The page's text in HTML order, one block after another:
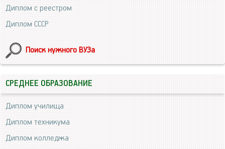
Диплом с реестром
Диплом СССР
Поиск нужного ВУЗа
СРЕДНЕЕ ОБРАЗОВАНИЕ
Диплом училища
Диплом техникума
Диплом колледжа